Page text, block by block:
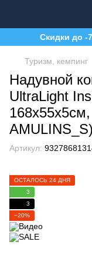
Скидки до -
Туризм, кемпинг
Надувной
UltraLight
AMULINS_S)
Артикул:
ОСТАЛОСЬ 24 ДНЯ
3
3
−20%